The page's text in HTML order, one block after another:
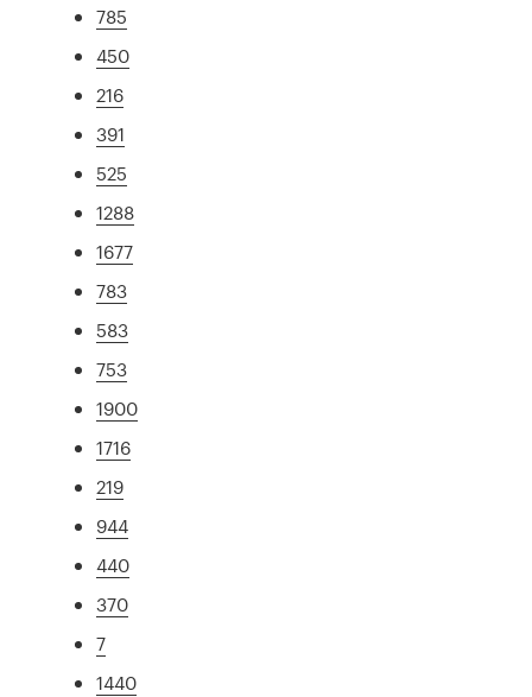
785
450
216
391
525
1288
1677
783
583
753
1900
1716
219
944
440
370
7
1440